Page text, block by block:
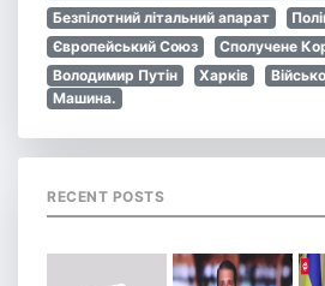
Безпілотний літальний апарат
Європейський Союз
Сполучене
Володимир Путін
Харків
Машина.
RECENT POSTS